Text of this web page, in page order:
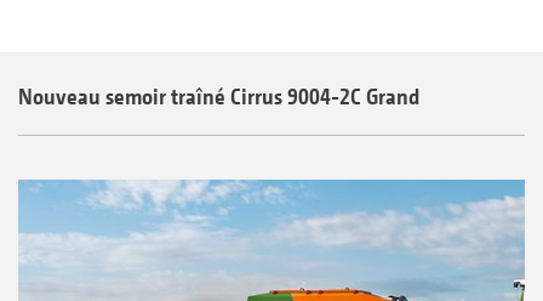
Nouveau semoir traîné Cirrus 9004-2C Grand